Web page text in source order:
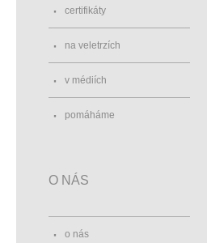
certifikáty
na veletrzích
v médiích
pomáháme
O NÁS
o nás